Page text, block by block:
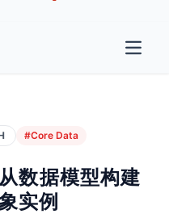
Open
#Core Data
数据模型构建
实例